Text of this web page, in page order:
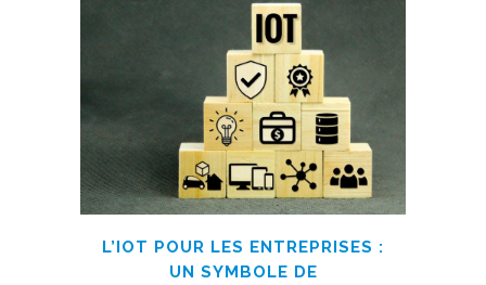
L’IOT POUR LES ENTREPRISES :
UN SYMBOLE DE